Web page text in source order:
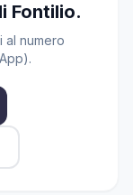
Fontilio.
al numero